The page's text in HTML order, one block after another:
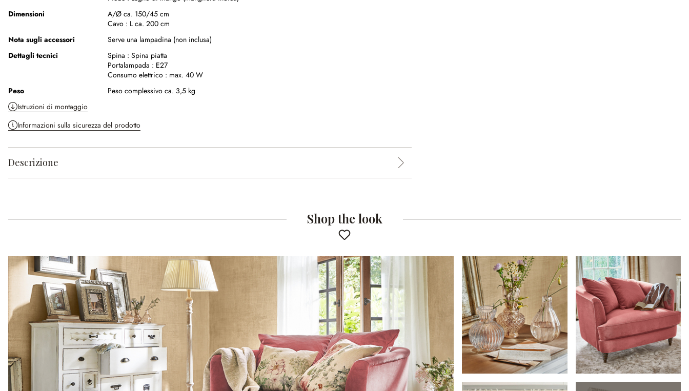
Dimensioni
A/Ø ca. 150/45 cm
Cavo : L ca. 200 cm
Nota sugli accessori
Serve una lampadina (non inclusa)
Dettagli tecnici
Spina : Spina piatta
Portalampada : E27
Consumo elettrico : max. 40 W
Peso
Peso complessivo ca. 3,5 kg
Istruzioni di montaggio
Informazioni sulla sicurezza del prodotto
Descrizione
Shop the look